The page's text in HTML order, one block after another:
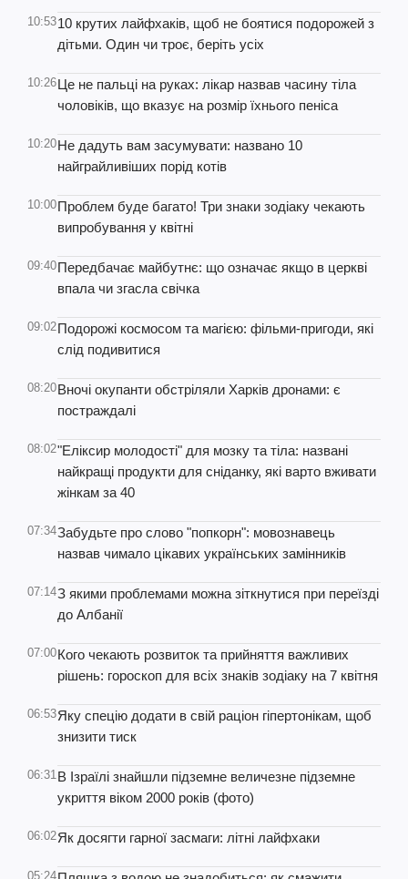
10:5310 крутих лайфхаків, щоб не боятися подорожей з
дітьми. Один чи троє, беріть усіх
10:26Це не пальці на руках: лікар назвав часину тіла
чоловіків, що вказує на розмір їхнього пеніса
10:20Не дадуть вам засумувати: названо 10
найграйливіших порід котів
10:00Проблем буде багато! Три знаки зодіаку чекають
випробування у квітні
09:40Передбачає майбутнє: що означає якщо в церкві
впала чи згасла свічка
09:02Подорожі космосом та магією: фільми-пригоди, які
слід подивитися
08:20Вночі окупанти обстріляли Харків дронами: є
постраждалі
08:02"Еліксир молодості" для мозку та тіла: названі
найкращі продукти для сніданку, які варто вживати
жінкам за 40
07:34Забудьте про слово "попкорн": мовознавець
назвав чимало цікавих українських замінників
07:14З якими проблемами можна зіткнутися при переїзді
до Албанії
07:00Кого чекають розвиток та прийняття важливих
рішень: гороскоп для всіх знаків зодіаку на 7 квітня
06:53Яку спецію додати в свій раціон гіпертонікам, щоб
знизити тиск
06:31В Ізраїлі знайшли підземне величезне підземне
укриття віком 2000 років (фото)
06:02Як досягти гарної засмаги: літні лайфхаки
05:24